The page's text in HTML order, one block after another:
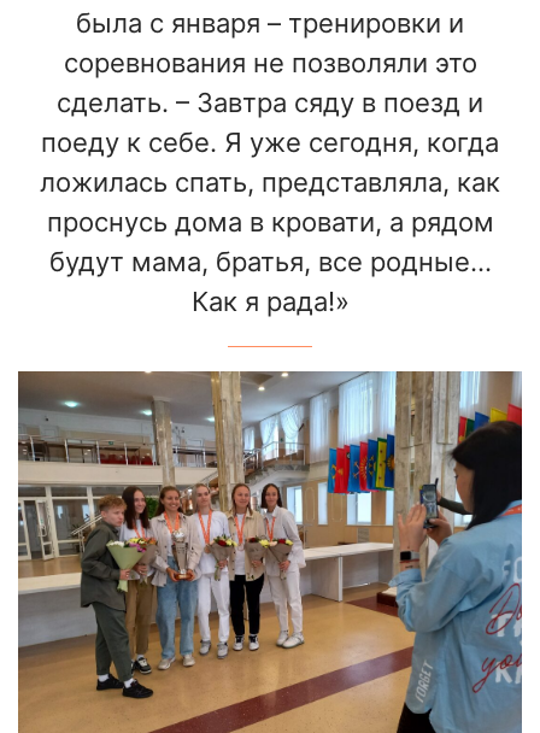
была с января – тренировки и
соревнования не позволяли это
сделать. – Завтра сяду в поезд и
поеду к себе. Я уже сегодня, когда
ложилась спать, представляла, как
проснусь дома в кровати, а рядом
будут мама, братья, все родные…
Как я рада!»